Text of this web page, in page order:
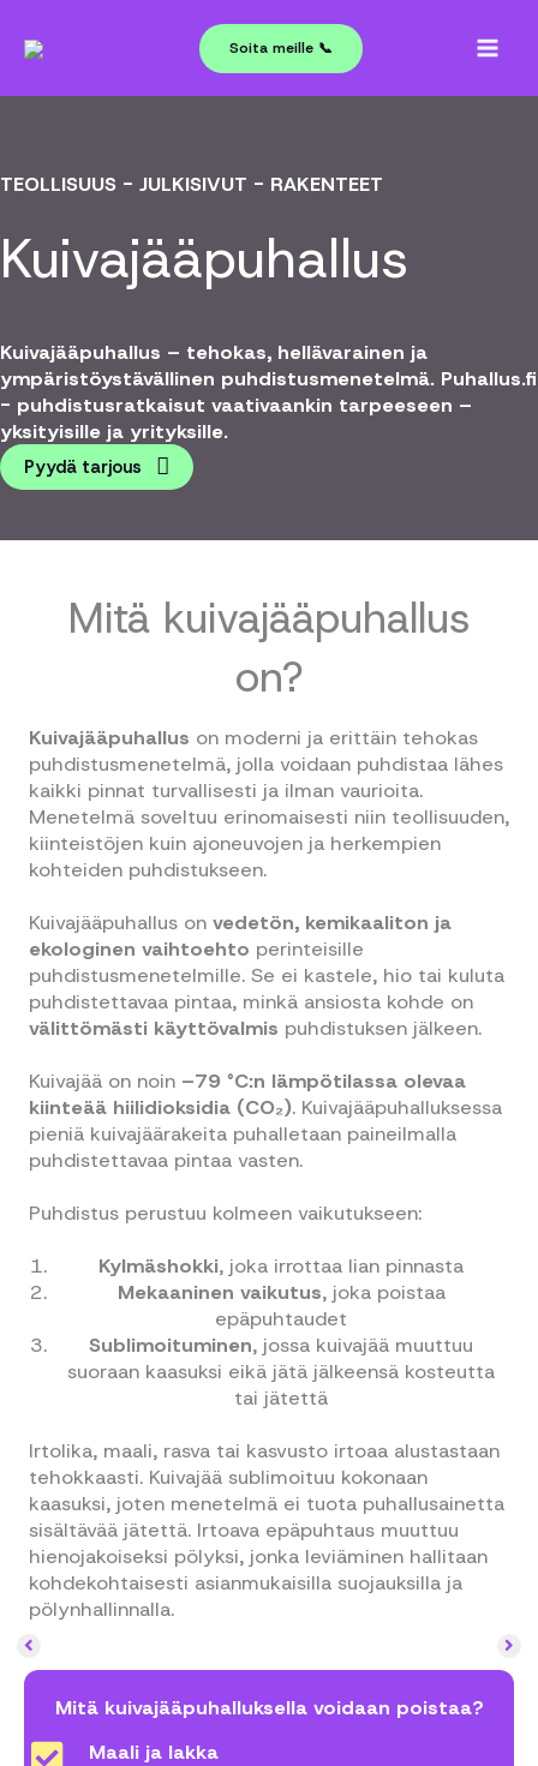
sisältöön
Soita meille 📞
TEOLLISUUS - JULKISIVUT - RAKENTEET
Kuivajää­puhallus
Kuivajääpuhallus – tehokas, hellävarainen ja
ympäristöystävällinen puhdistusmenetelmä. Puhallus.fi
- puhdistus­ratkaisut vaativaankin tarpeeseen –
yksityisille ja yrityksille.
Pyydä tarjous
Mitä kuivajääpuhallus
on?
Kuivajääpuhallus on moderni ja erittäin tehokas
puhdistusmenetelmä, jolla voidaan puhdistaa lähes
kaikki pinnat turvallisesti ja ilman vaurioita.
Menetelmä soveltuu erinomaisesti niin teollisuuden,
kiinteistöjen kuin ajoneuvojen ja herkempien
kohteiden puhdistukseen.
Kuivajääpuhallus on vedetön, kemikaaliton ja
ekologinen vaihtoehto perinteisille
puhdistusmenetelmille. Se ei kastele, hio tai kuluta
puhdistettavaa pintaa, minkä ansiosta kohde on
välittömästi käyttövalmis puhdistuksen jälkeen.
Kuivajää on noin –79 °C:n lämpötilassa olevaa
kiinteää hiilidioksidia (CO₂). Kuivajääpuhalluksessa
pieniä kuivajäärakeita puhalletaan paineilmalla
puhdistettavaa pintaa vasten.
Puhdistus perustuu kolmeen vaikutukseen:
Kylmäshokki, joka irrottaa lian pinnasta
Mekaaninen vaikutus, joka poistaa
epäpuhtaudet
Sublimoituminen, jossa kuivajää muuttuu
suoraan kaasuksi eikä jätä jälkeensä kosteutta
tai jätettä
Irtolika, maali, rasva tai kasvusto irtoaa alustastaan
tehokkaasti. Kuivajää sublimoituu kokonaan
kaasuksi, joten menetelmä ei tuota puhallusainetta
sisältävää jätettä. Irtoava epäpuhtaus muuttuu
hienojakoiseksi pölyksi, jonka leviäminen hallitaan
kohdekohtaisesti asianmukaisilla suojauksilla ja
pölynhallinnalla.
Mitä kuivajääpuhalluksella voidaan poistaa?
Maali ja lakka